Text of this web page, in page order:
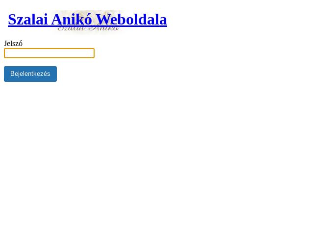
Szalai Anikó Weboldala
Jelszó